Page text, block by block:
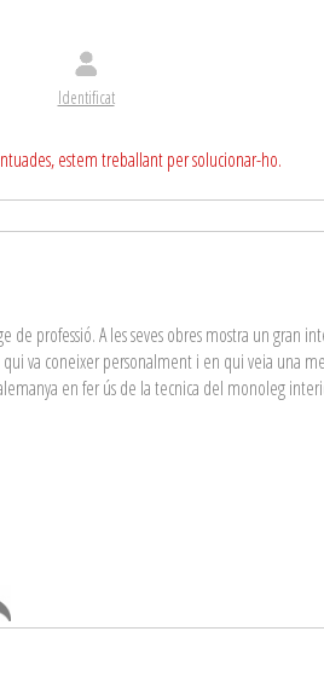
Identificat
estem treballant per solucionar-ho.
professió. A les seves obres mostra un gran
va coneixer personalment i en qui veia una
en fer ús de la tecnica del monoleg